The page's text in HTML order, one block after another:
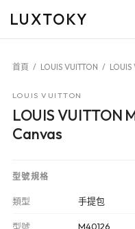
LUXTOKY
首頁 / LOUIS VUITTON /
LOUIS VUITTON
LOUIS VUITTON
Canvas
型號規格
類型 手提包
型號 M40126